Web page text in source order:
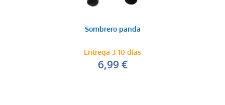
Sombrero panda
Entrega 3-10 días
6,99 €